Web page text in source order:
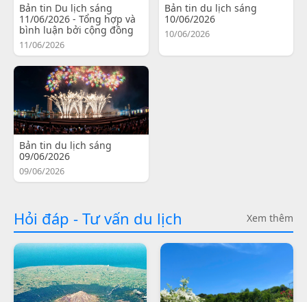
Bản tin Du lịch sáng
11/06/2026 - Tổng hợp và
bình luận bởi cộng đồng
11/06/2026
Bản tin du lịch sáng
10/06/2026
10/06/2026
Bản tin du lịch sáng
09/06/2026
09/06/2026
Hỏi đáp - Tư vấn du lịch Xem thêm